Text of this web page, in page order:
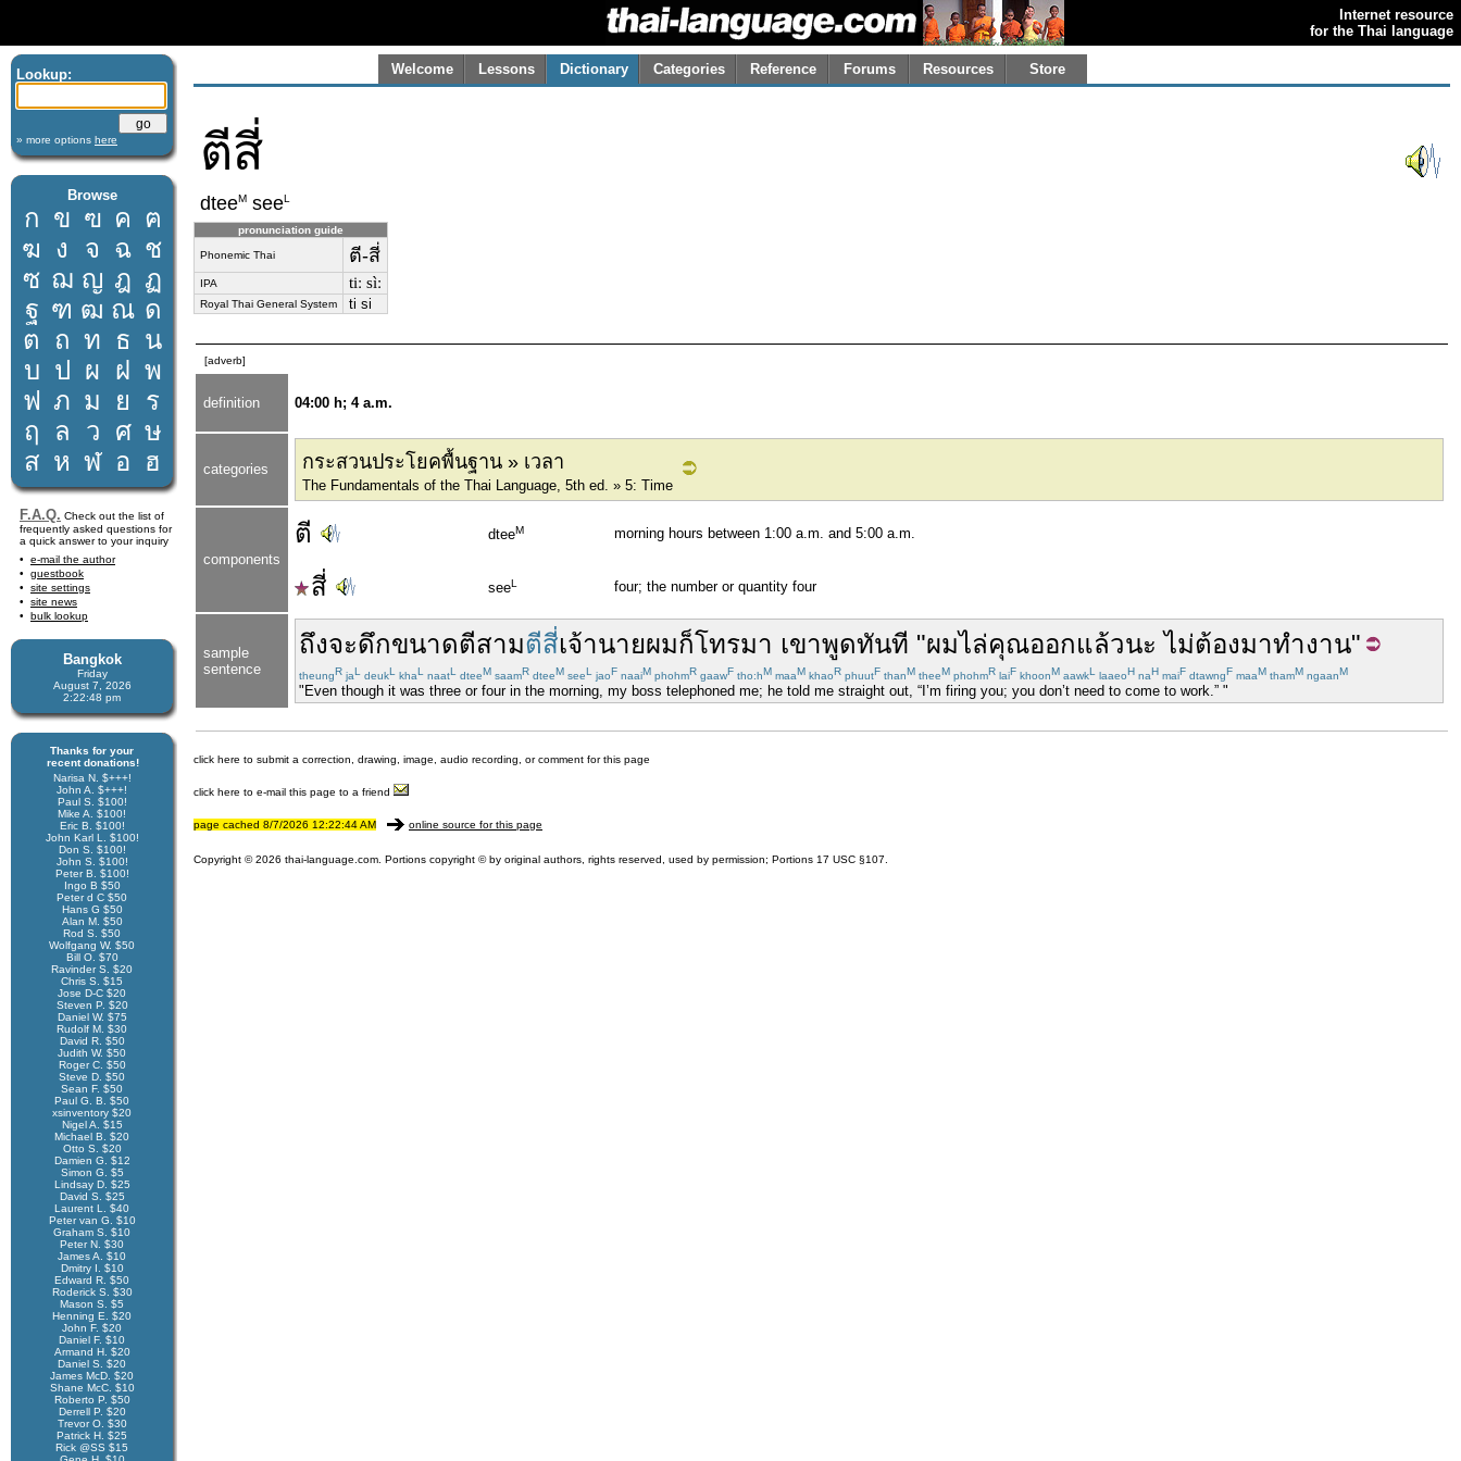
Internet resource
for the Thai language
Lookup:
» more options here
Browse
ก ข ฃ ค ฅ
ฆ ง จ ฉ ช
ซ ฌ ญ ฎ ฏ
ฐ ฑ ฒ ณ ด
ต ถ ท ธ น
บ ป ผ ฝ พ
ฟ ภ ม ย
ร
ฤ
ล ว ศ ษ
ส ห ฬ อ ฮ
F.A.Q. Check out the list of
frequently asked questions for
a quick answer to your inquiry
e-mail the author
guestbook
site settings
site news
bulk lookup
Bangkok
Friday
August 7, 2026
2:22:48 pm
Thanks for your
recent donations!
Narisa N. $+++!
John A. $+++!
Paul S. $100!
Mike A. $100!
Eric B. $100!
John Karl L. $100!
Don S. $100!
John S. $100!
Peter B. $100!
Ingo B $50
Peter d C $50
Hans G $50
Alan M. $50
Rod S. $50
Wolfgang W. $50
Bill O. $70
Ravinder S. $20
Chris S. $15
Jose D-C $20
Steven P. $20
Daniel W. $75
Rudolf M. $30
David R. $50
Judith W. $50
Roger C. $50
Steve D. $50
Sean F. $50
Paul G. B. $50
xsinventory $20
Nigel A. $15
Michael B. $20
Otto S. $20
Damien G. $12
Simon G. $5
Lindsay D. $25
David S. $25
Laurent L. $40
Peter van G. $10
Graham S. $10
Peter N. $30
James A. $10
Dmitry I. $10
Edward R. $50
Roderick S. $30
Mason S. $5
Henning E. $20
John F. $20
Daniel F. $10
Armand H. $20
Daniel S. $20
James McD. $20
Shane McC. $10
Roberto P. $50
Derrell P. $20
Trevor O. $30
Patrick H. $25
Rick @SS $15
Welcome Lessons Dictionary Categories Reference Forums Resources Store
ตีสี่
dteeM seeL
pronunciation guide
Phonemic Thai ตี-สี่
IPA tiː sìː
Royal Thai General System ti si
[adverb]
definition 04:00 h; 4 a.m.
categories กระสวนประโยคพื้นฐาน » เวลา
The Fundamentals of the Thai Language, 5th ed. » 5: Time
components
ตี dteeM morning hours between 1:00 a.m. and 5:00 a.m.
สี่ seeL four; the number or quantity four
sample
sentence
ถึงจะดึกขนาดตีสามตีสี่เจ้านายผมก็โทรมา เขาพูดทันที "ผมไล่คุณออกแล้วนะ ไม่ต้องมาทำงาน"
theungR jaL deukL khaL naatL dteeM saamR dteeM seeL jaoF naaiM phohmR gaawF tho:hM maaM khaoR phuutF thanM theeM phohmR laiF khoonM aawkL laaeoH naH maiF dtawngF maaM thamM ngaanM
"Even though it was three or four in the morning, my boss telephoned me; he told me straight out, “I’m firing you; you don’t need to come to work.” "
click here to submit a correction, drawing, image, audio recording, or comment for this page
click here to e-mail this page to a friend
page cached 8/7/2026 12:22:44 AM online source for this page
Copyright © 2026 thai-language.com. Portions copyright © by original authors, rights reserved, used by permission; Portions 17 USC §107